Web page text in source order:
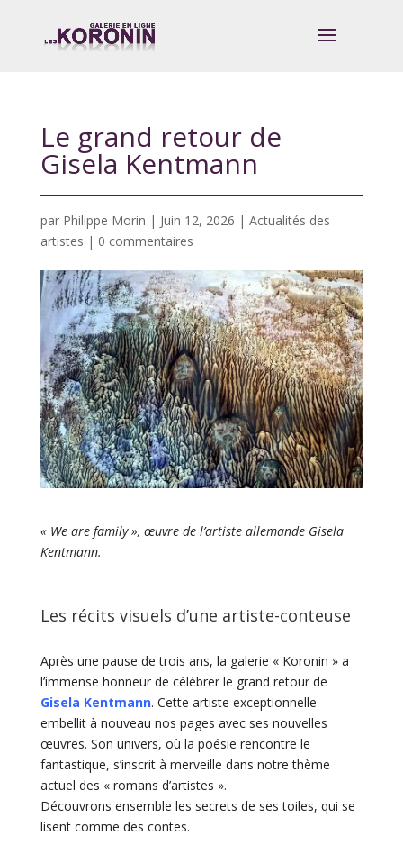
Le grand retour de
Gisela Kentmann
par Philippe Morin | Juin 12, 2026 | Actualités des
artistes | 0 commentaires
« We are family », œuvre de l’artiste allemande Gisela
Kentmann.
Les récits visuels d’une artiste-conteuse
Après une pause de trois ans, la galerie « Koronin » a
l’immense honneur de célébrer le grand retour de
Gisela Kentmann. Cette artiste exceptionnelle
embellit à nouveau nos pages avec ses nouvelles
œuvres. Son univers, où la poésie rencontre le
fantastique, s’inscrit à merveille dans notre thème
actuel des « romans d’artistes ».
Découvrons ensemble les secrets de ses toiles, qui se
lisent comme des contes.